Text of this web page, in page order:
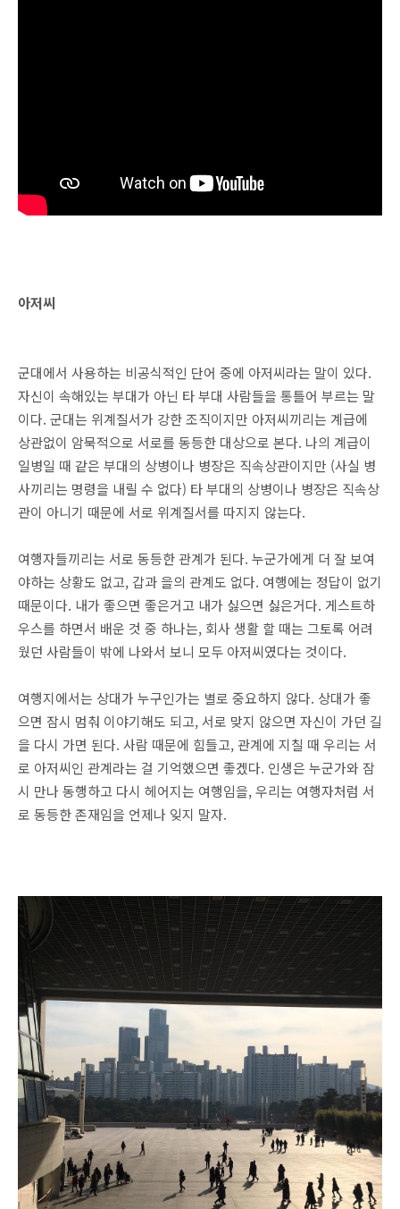
아저씨
군대에서 사용하는 비공식적인 단어 중에 아저씨라는 말이 있다.
자신이 속해있는 부대가 아닌 타 부대 사람들을 통틀어 부르는 말
이다. 군대는 위계질서가 강한 조직이지만 아저씨끼리는 계급에
상관없이 암묵적으로 서로를 동등한 대상으로 본다. 나의 계급이
일병일 때 같은 부대의 상병이나 병장은 직속상관이지만 (사실 병
사끼리는 명령을 내릴 수 없다) 타 부대의 상병이나 병장은 직속상
관이 아니기 때문에 서로 위계질서를 따지지 않는다.
여행자들끼리는 서로 동등한 관계가 된다. 누군가에게 더 잘 보여
야하는 상황도 없고, 갑과 을의 관계도 없다. 여행에는 정답이 없기
때문이다. 내가 좋으면 좋은거고 내가 싫으면 싫은거다. 게스트하
우스를 하면서 배운 것 중 하나는, 회사 생활 할 때는 그토록 어려
웠던 사람들이 밖에 나와서 보니 모두 아저씨였다는 것이다.
여행지에서는 상대가 누구인가는 별로 중요하지 않다. 상대가 좋
으면 잠시 멈춰 이야기해도 되고, 서로 맞지 않으면 자신이 가던 길
을 다시 가면 된다. 사람 때문에 힘들고, 관계에 지칠 때 우리는 서
로 아저씨인 관계라는 걸 기억했으면 좋겠다. 인생은 누군가와 잠
시 만나 동행하고 다시 헤어지는 여행임을, 우리는 여행자처럼 서
로 동등한 존재임을 언제나 잊지 말자.